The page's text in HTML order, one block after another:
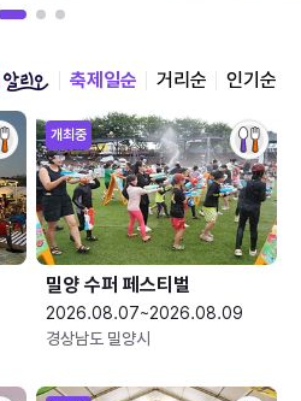
축제일순 거리순 인기순
개최중
밀양 수퍼 페스티벌
2026.08.07~2026.08.09
경상남도 밀양시